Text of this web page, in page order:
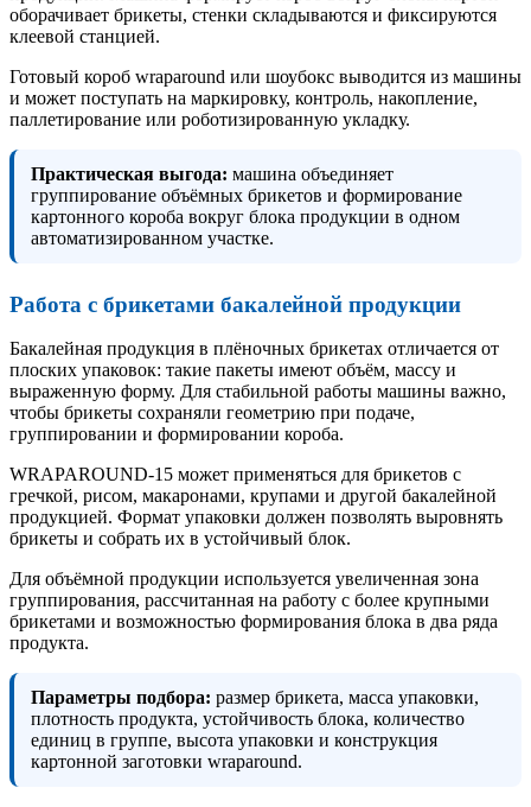
оборачивает брикеты, стенки складываются и фиксируются
клеевой станцией.
Готовый короб wraparound или шоубокс выводится из машины
и может поступать на маркировку, контроль, накопление,
паллетирование или роботизированную укладку.
Практическая выгода: машина объединяет
группирование объёмных брикетов и формирование
картонного короба вокруг блока продукции в одном
автоматизированном участке.
Работа с брикетами бакалейной продукции
Бакалейная продукция в плёночных брикетах отличается от
плоских упаковок: такие пакеты имеют объём, массу и
выраженную форму. Для стабильной работы машины важно,
чтобы брикеты сохраняли геометрию при подаче,
группировании и формировании короба.
WRAPAROUND-15 может применяться для брикетов с
гречкой, рисом, макаронами, крупами и другой бакалейной
продукцией. Формат упаковки должен позволять выровнять
брикеты и собрать их в устойчивый блок.
Для объёмной продукции используется увеличенная зона
группирования, рассчитанная на работу с более крупными
брикетами и возможностью формирования блока в два ряда
продукта.
Параметры подбора: размер брикета, масса упаковки,
плотность продукта, устойчивость блока, количество
единиц в группе, высота упаковки и конструкция
картонной заготовки wraparound.